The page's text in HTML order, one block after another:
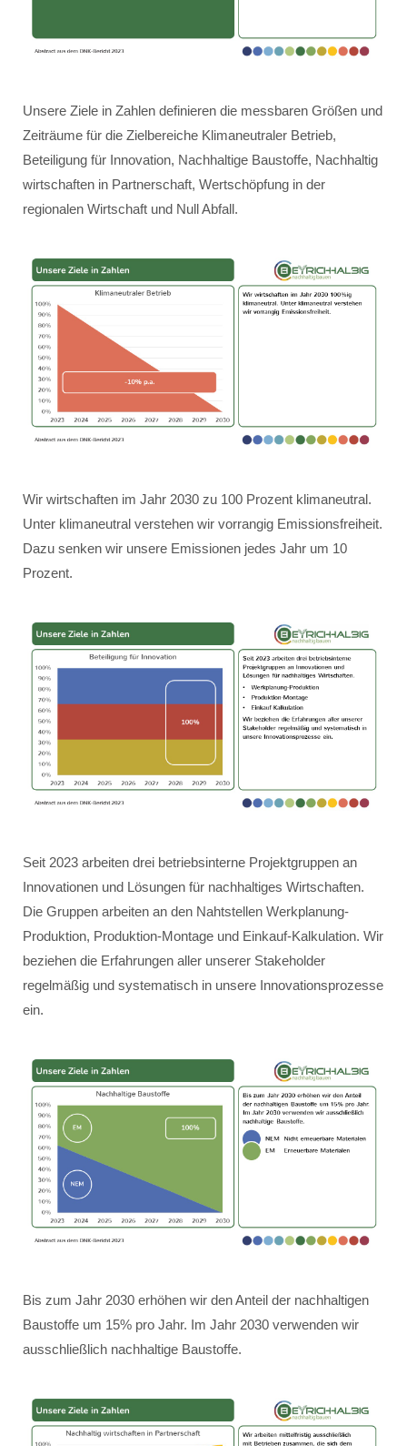
Unsere Ziele in Zahlen definieren die messbaren Größen und
Zeiträume für die Zielbereiche Klimaneutraler Betrieb,
Beteiligung für Innovation, Nachhaltige Baustoffe, Nachhaltig
wirtschaften in Partnerschaft, Wertschöpfung in der
regionalen Wirtschaft und Null Abfall.
Wir wirtschaften im Jahr 2030 zu 100 Prozent klimaneutral.
Unter klimaneutral verstehen wir vorrangig Emissionsfreiheit.
Dazu senken wir unsere Emissionen jedes Jahr um 10
Prozent.
Seit 2023 arbeiten drei betriebsinterne Projektgruppen an
Innovationen und Lösungen für nachhaltiges Wirtschaften.
Die Gruppen arbeiten an den Nahtstellen Werkplanung-
Produktion, Produktion-Montage und Einkauf-Kalkulation. Wir
beziehen die Erfahrungen aller unserer Stakeholder
regelmäßig und systematisch in unsere Innovationsprozesse
ein.
Bis zum Jahr 2030 erhöhen wir den Anteil der nachhaltigen
Baustoffe um 15% pro Jahr. Im Jahr 2030 verwenden wir
ausschließlich nachhaltige Baustoffe.